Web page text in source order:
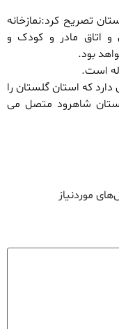
تصریح کرد:نمازخانه
اتاق مادر و کودک و
بود.
است.
۶۵ کیلومتر طول دارد که استان گلستان را
شاهرود متصل می
موردنیاز